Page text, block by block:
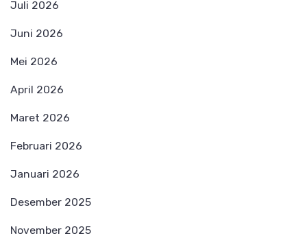
Juli 2026
Juni 2026
Mei 2026
April 2026
Maret 2026
Februari 2026
Januari 2026
Desember 2025
November 2025